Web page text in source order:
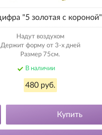
"5 золотая с короной"
Надут воздухом
Держит форму от 3-х дней
Размер 75см.
В наличии
480 руб.
Купить